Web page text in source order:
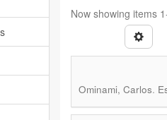
Now showing items
Ominami, Carlos.